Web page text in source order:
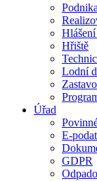
Hřiště
Lodní
Úřad
E-
GDPR